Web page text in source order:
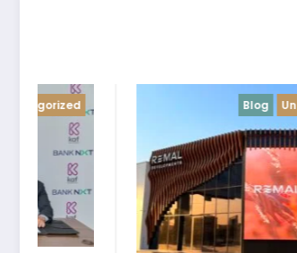
Blog Uncategorized